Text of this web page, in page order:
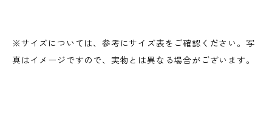
※サイズについては、参考にサイズ表をご確認ください。写
真はイメージですので、実物とは異なる場合がございます。